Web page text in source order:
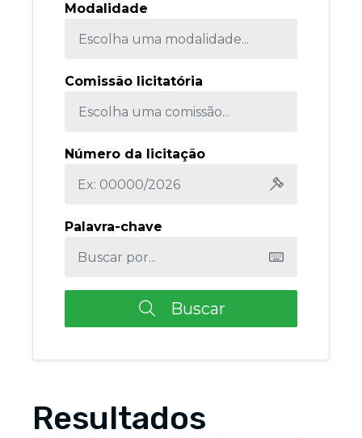
Modalidade
Comissão licitatória
Número da licitação
Palavra-chave
Buscar
Resultados